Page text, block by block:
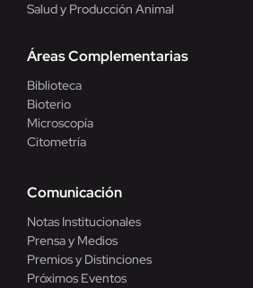
Salud y Producción Animal
Áreas Complementarias
Biblioteca
Bioterio
Microscopía
Citometría
Comunicación
Notas Institucionales
Prensa y Medios
Premios y Distinciones
Próximos Eventos